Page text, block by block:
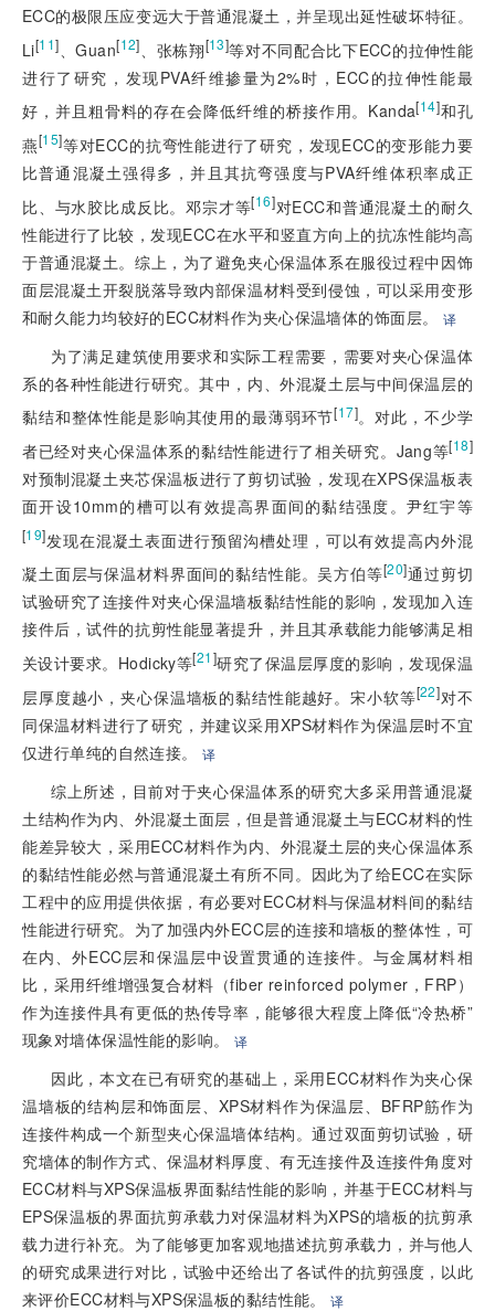
ECC的极限压应变远大于普通混凝土，并呈现出延性破坏特征。
Li[11] 、Guan[12] 、张栋翔[13]等对不同配合比下ECC的拉伸性能
进行了研究，发现PVA纤维掺量为2%时，ECC的拉伸性能最
好，并且粗骨料的存在会降低纤维的桥接作用。Kanda[14]和孔
燕[15]等对ECC的抗弯性能进行了研究，发现ECC的变形能力要
比普通混凝土强得多，并且其抗弯强度与PVA纤维体积率成正
比、与水胶比成反比。邓宗才等[16]对ECC和普通混凝土的耐久
性能进行了比较，发现ECC在水平和竖直方向上的抗冻性能均高
于普通混凝土。综上，为了避免夹心保温体系在服役过程中因饰
面层混凝土开裂脱落导致内部保温材料受到侵蚀，可以采用变形
和耐久能力均较好的ECC材料作为夹心保温墙体的饰面层。
译
为了满足建筑使用要求和实际工程需要，需要对夹心保温体
系的各种性能进行研究。其中，内、外混凝土层与中间保温层的
黏结和整体性能是影响其使用的最薄弱环节[17]。对此，不少学
者已经对夹心保温体系的黏结性能进行了相关研究。Jang等[18]
对预制混凝土夹芯保温板进行了剪切试验，发现在XPS保温板表
面开设10mm的槽可以有效提高界面间的黏结强度。尹红宇等
[19]发现在混凝土表面进行预留沟槽处理，可以有效提高内外混
凝土面层与保温材料界面间的黏结性能。吴方伯等[20]通过剪切
试验研究了连接件对夹心保温墙板黏结性能的影响，发现加入连
接件后，试件的抗剪性能显著提升，并且其承载能力能够满足相
关设计要求。Hodicky等[21]研究了保温层厚度的影响，发现保温
层厚度越小，夹心保温墙板的黏结性能越好。宋小软等[22]对不
同保温材料进行了研究，并建议采用XPS材料作为保温层时不宜
仅进行单纯的自然连接。译
综上所述，目前对于夹心保温体系的研究大多采用普通混凝
土结构作为内、外混凝土面层，但是普通混凝土与ECC材料的性
能差异较大，采用ECC材料作为内、外混凝土层的夹心保温体系
的黏结性能必然与普通混凝土有所不同。因此为了给ECC在实际
工程中的应用提供依据，有必要对ECC材料与保温材料间的黏结
性能进行研究。为了加强内外ECC层的连接和墙板的整体性，可
在内、外ECC层和保温层中设置贯通的连接件。与金属材料相
比，采用纤维增强复合材料（fiber reinforced polymer，FRP）
作为连接件具有更低的热传导率，能够很大程度上降低“冷热桥”
现象对墙体保温性能的影响。
译
因此，本文在已有研究的基础上，采用ECC材料作为夹心保
温墙板的结构层和饰面层、XPS材料作为保温层、BFRP筋作为
连接件构成一个新型夹心保温墙体结构。通过双面剪切试验，研
究墙体的制作方式、保温材料厚度、有无连接件及连接件角度对
ECC材料与XPS保温板界面黏结性能的影响，并基于ECC材料与
EPS保温板的界面抗剪承载力对保温材料为XPS的墙板的抗剪承
载力进行补充。为了能够更加客观地描述抗剪承载力，并与他人
的研究成果进行对比，试验中还给出了各试件的抗剪强度，以此
来评价ECC材料与XPS保温板的黏结性能。
译